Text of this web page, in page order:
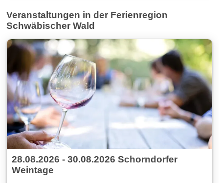
Veranstaltungen in der Ferienregion
Schwäbischer Wald
28.08.2026 - 30.08.2026 Schorndorfer
Weintage